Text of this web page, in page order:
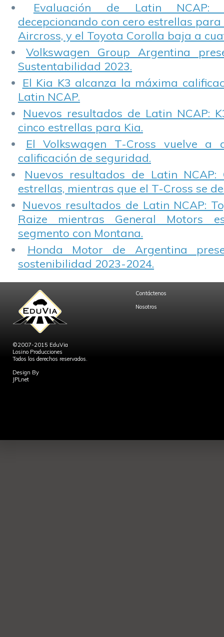
Evaluación de Latin NCAP:
decepcionando con cero estrellas para
Aircross, y el Toyota Corolla baja a
Volkswagen Group Argentina
Sustentabilidad 2023.
El Kia K3 alcanza la máxima
Latin NCAP.
Nuevos resultados de Latin NCAP:
cinco estrellas para Kia.
El Volkswagen T-Cross vuelve a
calificación de seguridad.
Nuevos resultados de Latin NCAP:
estrellas, mientras que el T-Cross se
Nuevos resultados de Latin NCAP:
Raize mientras General Motors
segmento con Montana.
Honda Motor de Argentina
sostenibilidad 2023-2024.
©2007-2015 EduVia
Losino Producciones
Todos los derechos reservados.
Design By
JPLnet
Contáctenos
Nosotros